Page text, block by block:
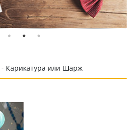
Карикатура или Шарж